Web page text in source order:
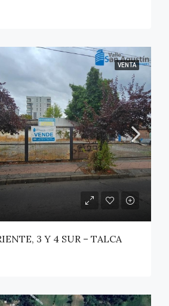
VENTA
3 Y 4 SUR – TALCA